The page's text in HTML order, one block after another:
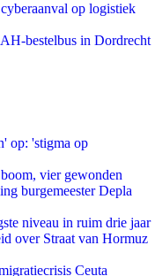
op logistiek
bestelbus in Dordrecht
op: 'stigma op
vier gewonden
burgemeester Depla
niveau in ruim drie jaar
over Straat van Hormuz
Ceuta